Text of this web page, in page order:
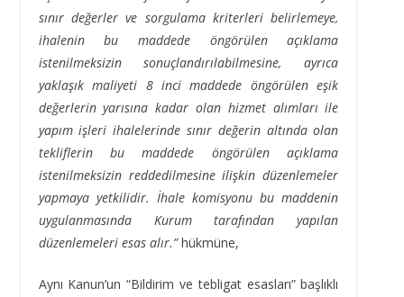
sınır değerler ve sorgulama kriterleri belirlemeye,
ihalenin bu maddede öngörülen açıklama
istenilmeksizin sonuçlandırılabilmesine, ayrıca
yaklaşık maliyeti 8 inci maddede öngörülen eşik
değerlerin yarısına kadar olan hizmet alımları ile
yapım işleri ihalelerinde sınır değerin altında olan
tekliflerin bu maddede öngörülen açıklama
istenilmeksizin reddedilmesine ilişkin düzenlemeler
yapmaya yetkilidir. İhale komisyonu bu maddenin
uygulanmasında Kurum tarafından yapılan
düzenlemeleri esas alır.”hükmüne,
Aynı Kanun’un “Bildirim ve tebligat esasları” başlıklı